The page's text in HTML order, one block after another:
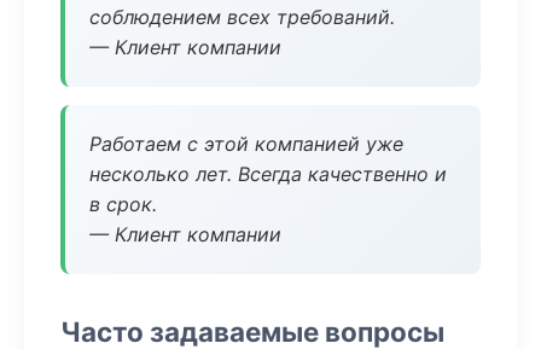
соблюдением всех требований.
— Клиент компании
Работаем с этой компанией уже
несколько лет. Всегда качественно и
в срок.
— Клиент компании
Часто задаваемые вопросы